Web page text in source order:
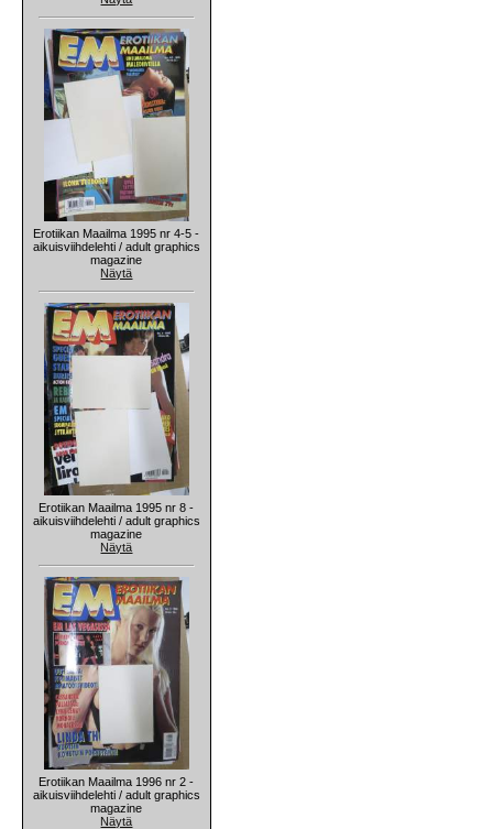
Erotiikan Maailma 1995 nr 4-5 -
aikuisviihdelehti / adult graphics
magazine
Näytä
Erotiikan Maailma 1995 nr 8 -
aikuisviihdelehti / adult graphics
magazine
Näytä
Erotiikan Maailma 1996 nr 2 -
aikuisviihdelehti / adult graphics
magazine
Näytä